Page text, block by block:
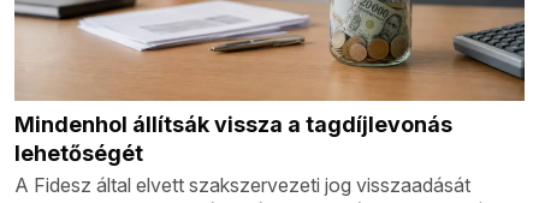
Mindenhol állítsák vissza a tagdíjlevonás
lehetőségét
A Fidesz által elvett szakszervezeti jog visszaadását